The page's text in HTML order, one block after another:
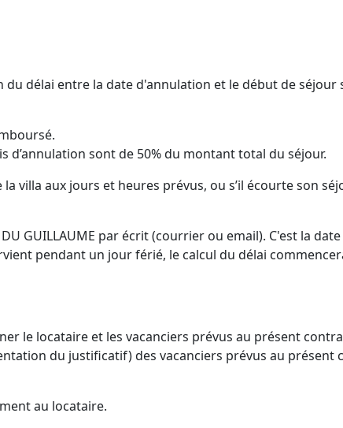
délai entre la date d'annulation et le début de séjour
d’annulation sont de 50% du montant total du séjour.
villa aux jours et heures prévus, ou s’il écourte son
GUILLAUME par écrit (courrier ou email). C'est la
pendant un jour férié, le calcul du délai
le locataire et les vacanciers prévus au présent
du justificatif) des vacanciers prévus au présent
au locataire.